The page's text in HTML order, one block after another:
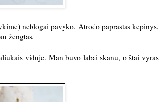
neblogai pavyko. Atrodo paprastas kepinys,
žengtas.
viduje. Man buvo labai skanu, o štai vyras